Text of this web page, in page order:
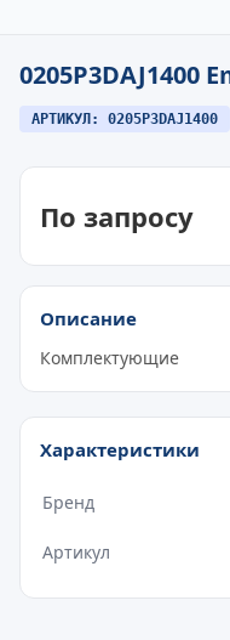
0205P3DAJ1400
АРТИКУЛ: 0205P3DAJ1400
По запросу
Описание
Комплектующие
Характеристики
Бренд
Артикул